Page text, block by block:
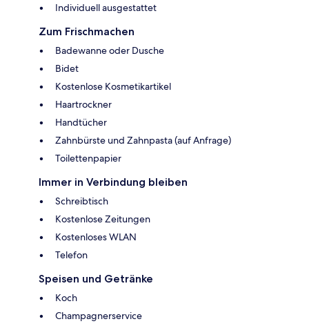
Individuell ausgestattet
Zum Frischmachen
Badewanne oder Dusche
Bidet
Kostenlose Kosmetikartikel
Haartrockner
Handtücher
Zahnbürste und Zahnpasta (auf Anfrage)
Toilettenpapier
Immer in Verbindung bleiben
Schreibtisch
Kostenlose Zeitungen
Kostenloses WLAN
Telefon
Speisen und Getränke
Koch
Champagnerservice